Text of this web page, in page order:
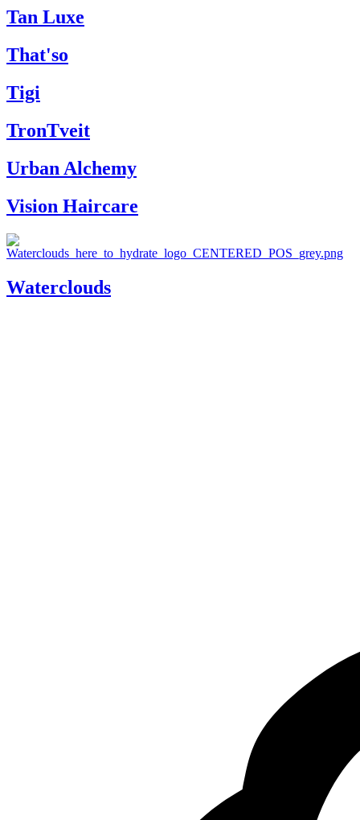
Tan Luxe
That'so
Tigi
TronTveit
Urban Alchemy
Vision Haircare
Waterclouds